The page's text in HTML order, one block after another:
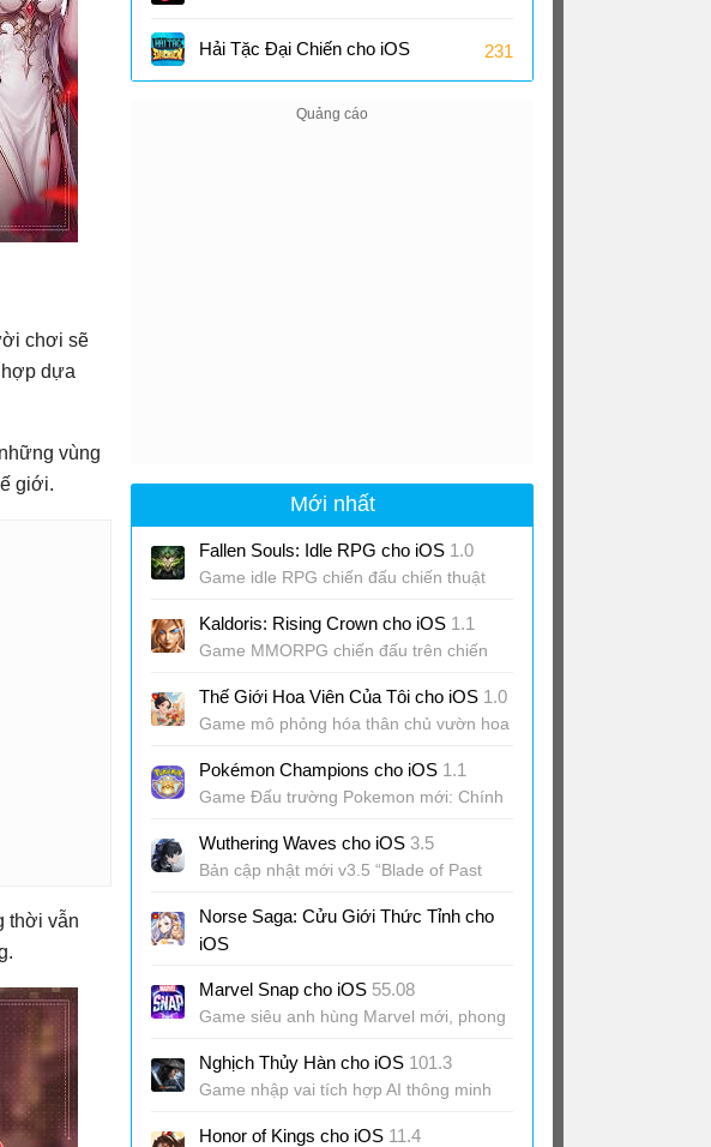
chơi sẽ
hợp dựa
vùng
giới.
thời vẫn
Hải Tặc Đại Chiến cho iOS 231
Mới nhất
Fallen Souls: Idle RPG cho iOS 1.0
Game idle RPG chiến đấu chiến thuật
Kaldoris: Rising Crown cho iOS 1.1
Game MMORPG chiến đấu trên chiến
Thế Giới Hoa Viên Của Tôi cho iOS 1.0
Game mô phỏng hóa thân chủ vườn hoa
Pokémon Champions cho iOS 1.1
Game Đấu trường Pokemon mới: Chính
Wuthering Waves cho iOS 3.5
Bản cập nhật mới v3.5 “Blade of Past
Norse Saga: Cửu Giới Thức Tỉnh cho
iOS
Âu
Marvel Snap cho iOS 55.08
Game siêu anh hùng Marvel mới, phong
Nghịch Thủy Hàn cho iOS 101.3
Game nhập vai tích hợp AI thông minh
Honor of Kings cho iOS 11.4